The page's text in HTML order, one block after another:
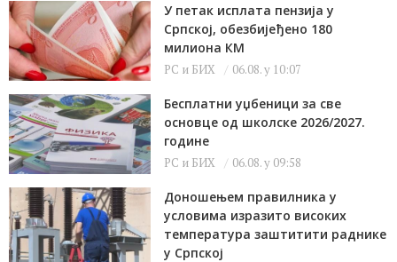
У петак исплата пензија у
Српској, обезбијеђено 180
милиона КМ
РС и БИХ 06.08. у 10:07
Бесплатни уџбеници за све
основце од школске 2026/2027.
године
РС и БИХ 06.08. у 09:58
Доношењем правилника у
условима изразито високих
температура заштитити раднике
у Српској